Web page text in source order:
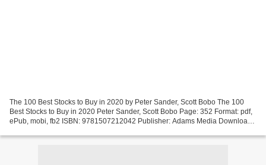
The 100 Best Stocks to Buy in 2020 by Peter Sander, Scott Bobo The 100
Best Stocks to Buy in 2020 Peter Sander, Scott Bobo Page: 352 Format: pdf,
ePub, mobi, fb2 ISBN: 9781507212042 Publisher: Adams Media Download